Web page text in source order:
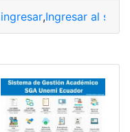
ingresar,Ingresar al